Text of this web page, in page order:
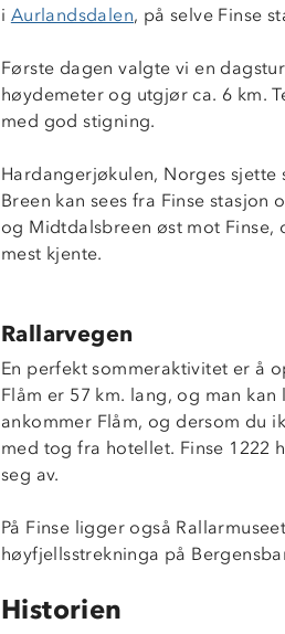
i Aurlandsdalen, på selve Finse
Første dagen valgte vi en
høydemeter og utgjør ca. 6 km.
med god stigning.
Hardangerjøkulen, Norges
Breen kan sees fra Finse
og Midtdalsbreen øst mot Finse,
mest kjente.
Rallarvegen
En perfekt sommeraktivitet er å
Flåm er 57 km. lang, og man
ankommer Flåm, og dersom du
med tog fra hotellet. Finse 1222
seg av.
På Finse ligger også
høyfjellsstrekninga på
Historien